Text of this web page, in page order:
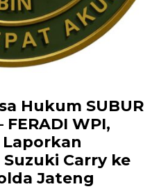
Hukum SUBUR
FERADI WPI,
Carry ke
Jateng